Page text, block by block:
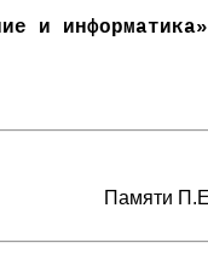
и информатика»